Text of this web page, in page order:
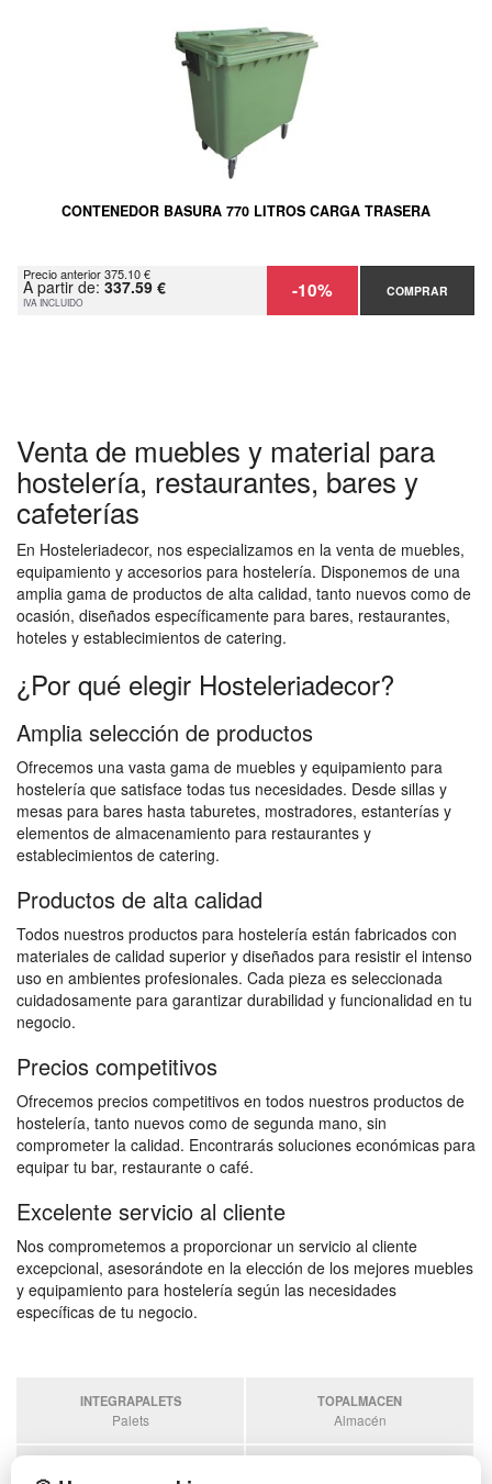
CONTENEDOR BASURA 770 LITROS CARGA TRASERA
Precio anterior 375.10 €
A partir de: 337.59 €
IVA INCLUIDO -10% COMPRAR
Venta de muebles y material para
hostelería, restaurantes, bares y
cafeterías
En Hosteleriadecor, nos especializamos en la venta de muebles,
equipamiento y accesorios para hostelería. Disponemos de una
amplia gama de productos de alta calidad, tanto nuevos como de
ocasión, diseñados específicamente para bares, restaurantes,
hoteles y establecimientos de catering.
¿Por qué elegir Hosteleriadecor?
Amplia selección de productos
Ofrecemos una vasta gama de muebles y equipamiento para
hostelería que satisface todas tus necesidades. Desde sillas y
mesas para bares hasta taburetes, mostradores, estanterías y
elementos de almacenamiento para restaurantes y
establecimientos de catering.
Productos de alta calidad
Todos nuestros productos para hostelería están fabricados con
materiales de calidad superior y diseñados para resistir el intenso
uso en ambientes profesionales. Cada pieza es seleccionada
cuidadosamente para garantizar durabilidad y funcionalidad en tu
negocio.
Precios competitivos
Ofrecemos precios competitivos en todos nuestros productos de
hostelería, tanto nuevos como de segunda mano, sin
comprometer la calidad. Encontrarás soluciones económicas para
equipar tu bar, restaurante o café.
Excelente servicio al cliente
Nos comprometemos a proporcionar un servicio al cliente
excepcional, asesorándote en la elección de los mejores muebles
y equipamiento para hostelería según las necesidades
específicas de tu negocio.
INTEGRAPALETS
Palets
TOPALMACEN
Almacén